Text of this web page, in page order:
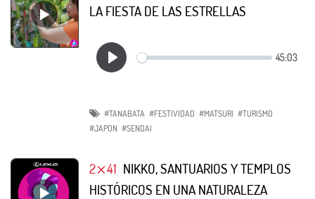
LA FIESTA DE LAS ESTRELLAS
#TANABATA #FESTIVIDAD #MATSURI #TURISMO
#JAPON #SENDAI
2⨯41 NIKKO, SANTUARIOS Y TEMPLOS
HISTÓRICOS EN UNA NATURALEZA